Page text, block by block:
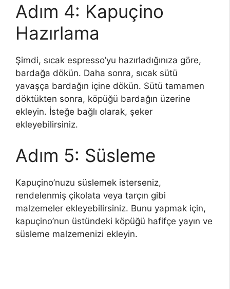
Adım 4: Kapuçino
Hazırlama
Şimdi, sıcak espresso’yu hazırladığınıza göre,
bardağa dökün. Daha sonra, sıcak sütü
yavaşça bardağın içine dökün. Sütü tamamen
döktükten sonra, köpüğü bardağın üzerine
ekleyin. İsteğe bağlı olarak, şeker
ekleyebilirsiniz.
Adım 5: Süsleme
Kapuçino’nuzu süslemek isterseniz,
rendelenmiş çikolata veya tarçın gibi
malzemeler ekleyebilirsiniz. Bunu yapmak için,
kapuçino’nun üstündeki köpüğü hafifçe yayın ve
süsleme malzemenizi ekleyin.